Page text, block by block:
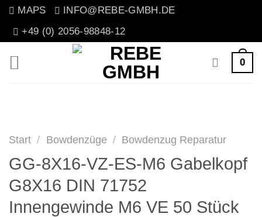
Zum
Inhalt
MAPS
INFO@REBE-GMBH.DE
+49 (0) 2056-98848-12
0
Start / Bowdenzüge / Bowdenzug Reparatur
GG-8X16-VZ-ES-M6 Gabelkopf
G8X16 DIN 71752
Innengewinde M6 VE 50 Stück